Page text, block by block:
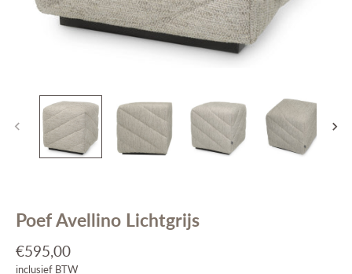
Interieuradvies
Projecten
Contact
Poef Avellino Lichtgrijs
€595,00
inclusief BTW